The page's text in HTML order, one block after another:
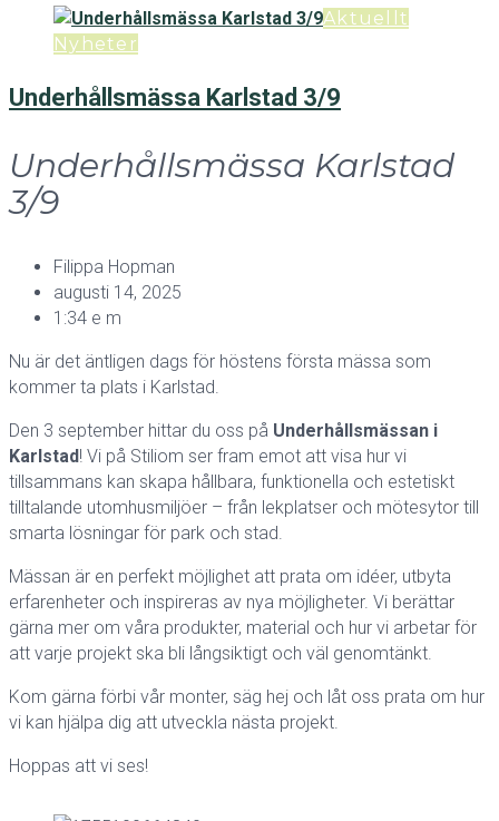
Aktuellt
Nyheter
Underhållsmässa Karlstad 3/9
Underhållsmässa Karlstad
3/9
Filippa Hopman
augusti 14, 2025
1:34 e m
Nu är det äntligen dags för höstens första mässa som
kommer ta plats i Karlstad.
Den 3 september hittar du oss på Underhållsmässan i
Karlstad! Vi på Stiliom ser fram emot att visa hur vi
tillsammans kan skapa hållbara, funktionella och estetiskt
tilltalande utomhusmiljöer – från lekplatser och mötesytor till
smarta lösningar för park och stad.
Mässan är en perfekt möjlighet att prata om idéer, utbyta
erfarenheter och inspireras av nya möjligheter. Vi berättar
gärna mer om våra produkter, material och hur vi arbetar för
att varje projekt ska bli långsiktigt och väl genomtänkt.
Kom gärna förbi vår monter, säg hej och låt oss prata om hur
vi kan hjälpa dig att utveckla nästa projekt.
Hoppas att vi ses!